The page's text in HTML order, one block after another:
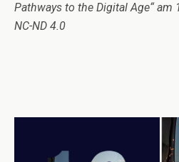
Pathways to the Digital Age“ am
NC-ND 4.0